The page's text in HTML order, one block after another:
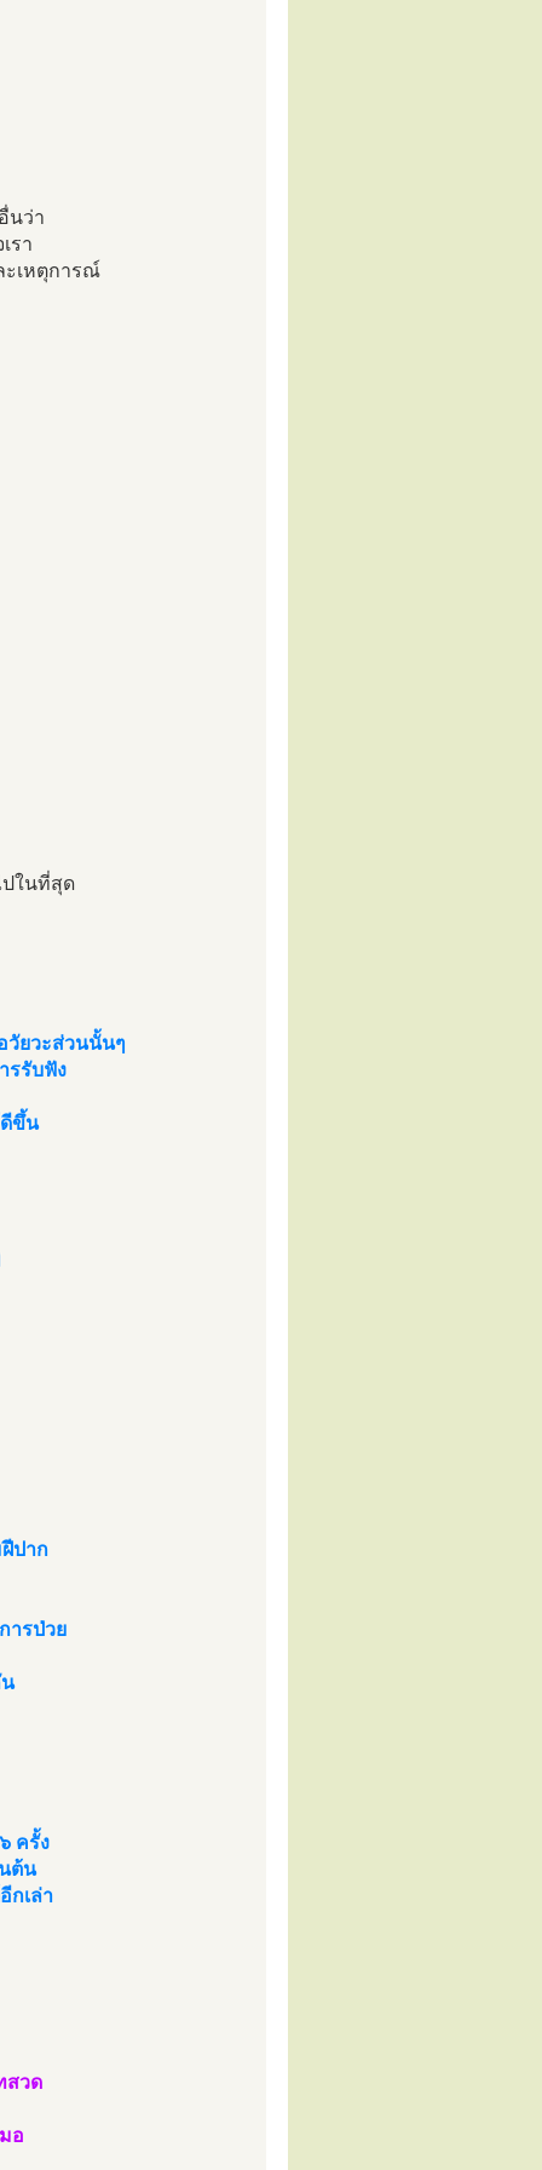
นว่า
รา
ะเหตุการณ์
ปในที่สุด
วัยวะส่วนนั้นๆ
รรับฟัง
ขึ้น
ปาก
ารป่วย
ครั้ง
ต้น
กเล่า
สวด
อ